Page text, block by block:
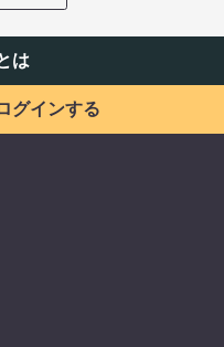
は
グインする